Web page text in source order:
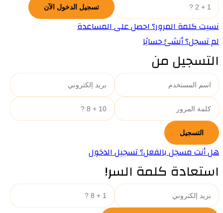
نسيت كلمة المرور؟ احصل على المساعدة
لم تسجل؟ أنشئ حسابًا
التسجيل من
هل أنت مسجل بالفعل؟ تسجيل الدخول
استعادة كلمة السر!